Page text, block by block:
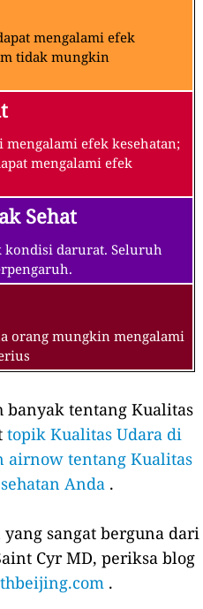
mengalami efek
tidak mungkin
efek kesehatan;
mengalami efek
Sehat
kondisi darurat. Seluruh
orang mungkin mengalami
tentang Kualitas
topik Kualitas Udara di
airnow tentang Kualitas
Anda .
sangat berguna dari
Cyr MD, periksa blog
.